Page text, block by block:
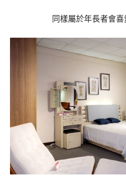
同樣屬於年長者會